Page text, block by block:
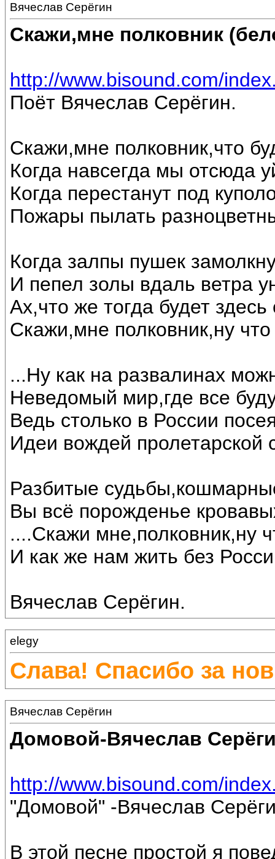
Вячеслав Серёгин
Скажи,мне полковник
http://www.bisound.com/
Поёт Вячеслав Серёгин.
Скажи,мне полковник,что
Когда навсегда мы отсюда
Когда перестанут под
Пожары пылать
Когда залпы пушек
И пепел золы вдаль ветра
Ах,что же тогда будет
Скажи,мне полковник,ну что
...Ну как на развалинах
Неведомый мир,где все
Ведь столько в России
Идеи вождей пролетарской
Разбитые
Вы всё порожденье
....Скажи мне,полковник,ну
И как же нам жить без
Вячеслав Серёгин.
elegy
Слава! Спасибо за
Вячеслав Серёгин
Домовой-Вячеслав
http://www.bisound.com/
"Домовой" -Вячеслав
В этой песне простой я